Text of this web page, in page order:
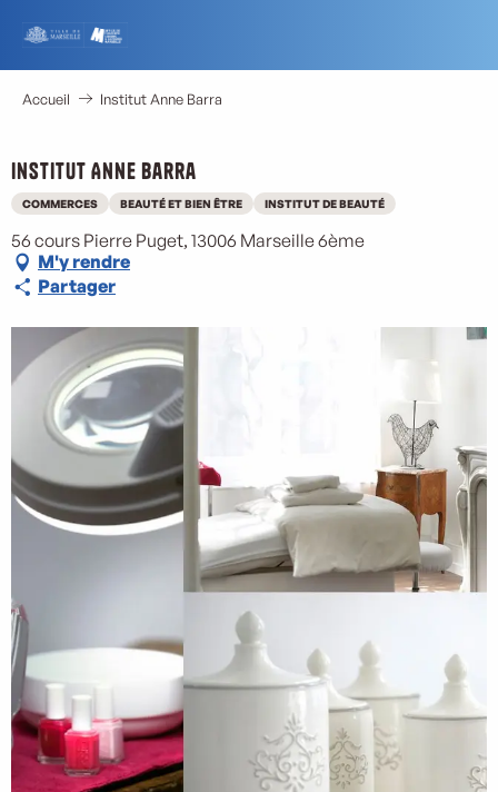
contenu
principal
Accueil Institut Anne Barra
Institut Anne Barra
COMMERCES BEAUTÉ ET BIEN ÊTRE INSTITUT DE BEAUTÉ
56 cours Pierre Puget, 13006 Marseille 6ème
M'y rendre
Partager